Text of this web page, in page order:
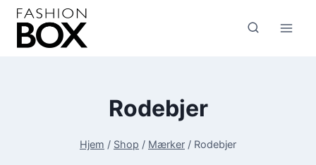
Fortsæt
indhold
Rodebjer
Hjem / Shop / Mærker / Rodebjer